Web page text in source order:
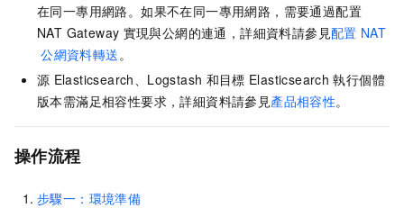
在同一專用網路。如果不在同一專用網路，需要通過配置
NAT Gateway 實現與公網的連通，詳細資料請參見配置 NAT
公網資料轉送。
源 Elasticsearch、Logstash 和目標 Elasticsearch 執行個體
版本需滿足相容性要求，詳細資料請參見產品相容性。
操作流程
步驟一：環境準備